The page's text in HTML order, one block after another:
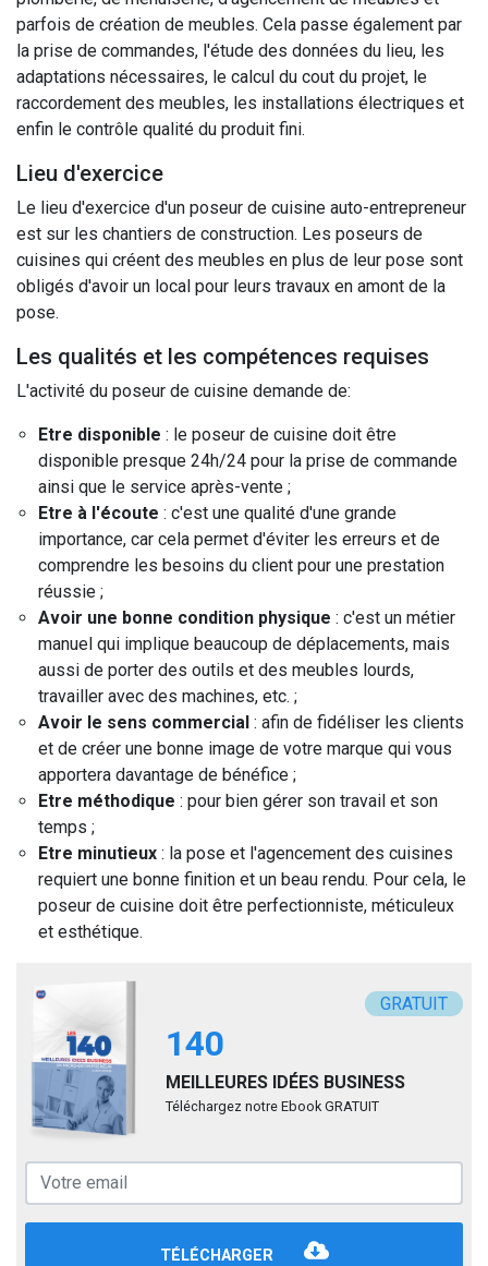
parfois de création de meubles. Cela passe également par
la prise de commandes, l'étude des données du lieu, les
adaptations nécessaires, le calcul du cout du projet, le
raccordement des meubles, les installations électriques et
enfin le contrôle qualité du produit fini.
Lieu d'exercice
Le lieu d'exercice d'un poseur de cuisine auto-entrepreneur
est sur les chantiers de construction. Les poseurs de
cuisines qui créent des meubles en plus de leur pose sont
obligés d'avoir un local pour leurs travaux en amont de la
pose.
Les qualités et les compétences requises
L'activité du poseur de cuisine demande de:
Etre disponible : le poseur de cuisine doit être
disponible presque 24h/24 pour la prise de commande
ainsi que le service après-vente ;
Etre à l'écoute : c'est une qualité d'une grande
importance, car cela permet d'éviter les erreurs et de
comprendre les besoins du client pour une prestation
réussie ;
Avoir une bonne condition physique : c'est un métier
manuel qui implique beaucoup de déplacements, mais
aussi de porter des outils et des meubles lourds,
travailler avec des machines, etc. ;
Avoir le sens commercial : afin de fidéliser les clients
et de créer une bonne image de votre marque qui vous
apportera davantage de bénéfice ;
Etre méthodique : pour bien gérer son travail et son
temps ;
Etre minutieux : la pose et l'agencement des cuisines
requiert une bonne finition et un beau rendu. Pour cela, le
poseur de cuisine doit être perfectionniste, méticuleux
et esthétique.
GRATUIT
140
MEILLEURES IDÉES BUSINESS
Téléchargez notre Ebook GRATUIT
TÉLÉCHARGER